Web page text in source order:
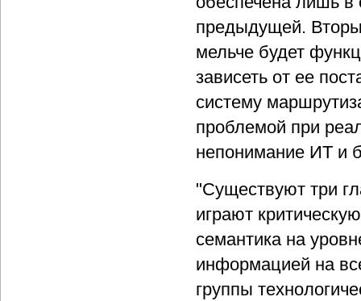
предыдущей.
мельче будет
зависеть от ее
систему
проблемой при
непонимание ИТ и
"Существуют три
играют
семантика на
информацией на
группы